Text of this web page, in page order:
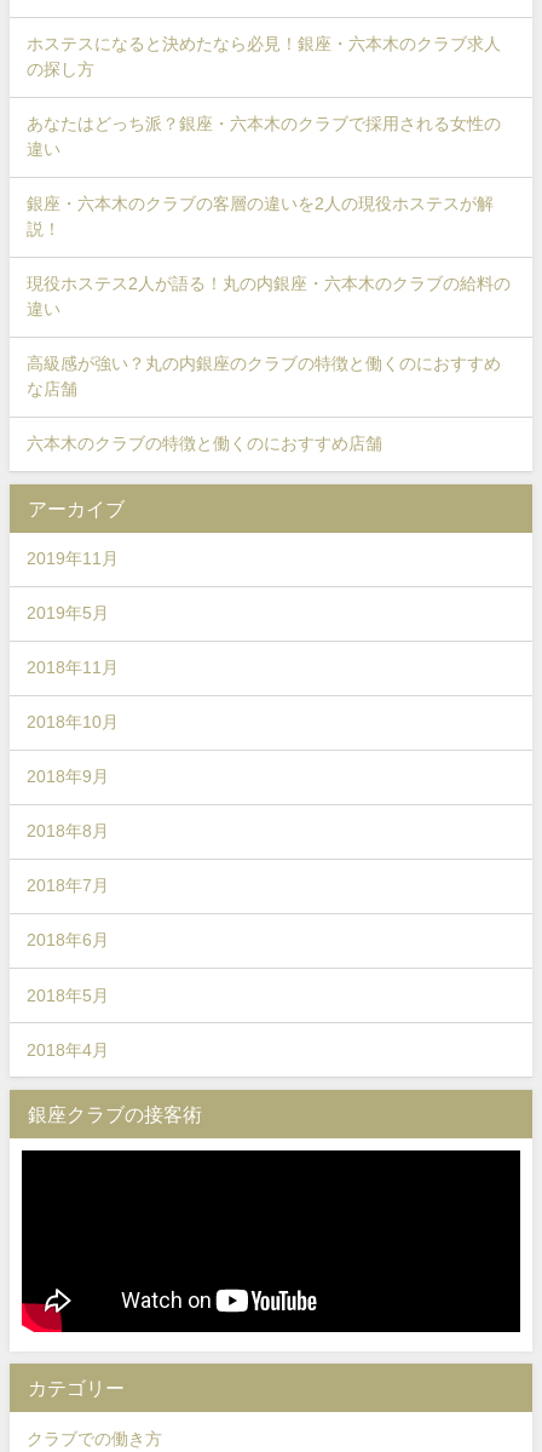
ホステスになると決めたなら必見！銀座・六本木のクラブ求人
の探し方
あなたはどっち派？銀座・六本木のクラブで採用される女性の
違い
銀座・六本木のクラブの客層の違いを2人の現役ホステスが解
説！
現役ホステス2人が語る！丸の内銀座・六本木のクラブの給料の
違い
高級感が強い？丸の内銀座のクラブの特徴と働くのにおすすめ
な店舗
六本木のクラブの特徴と働くのにおすすめ店舗
アーカイブ
2019年11月
2019年5月
2018年11月
2018年10月
2018年9月
2018年8月
2018年7月
2018年6月
2018年5月
2018年4月
銀座クラブの接客術
カテゴリー
クラブでの働き方